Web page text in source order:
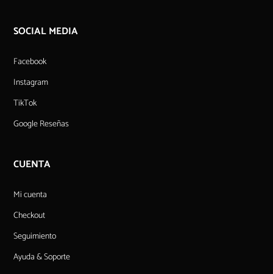
SOCIAL MEDIA
Facebook
Instagram
TikTok
Google Reseñas
CUENTA
Mi cuenta
Checkout
Seguimiento
Ayuda & Soporte